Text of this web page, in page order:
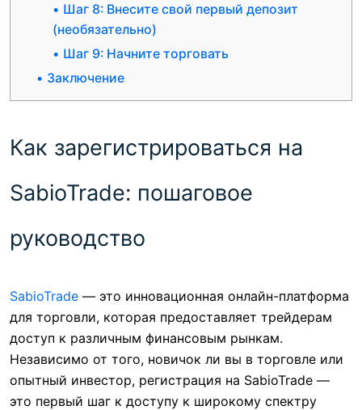
Шаг 8: Внесите свой первый депозит
(необязательно)
Шаг 9: Начните торговать
Заключение
Как зарегистрироваться на
SabioTrade: пошаговое
руководство
SabioTrade — это инновационная онлайн-платформа
для торговли, которая предоставляет трейдерам
доступ к различным финансовым рынкам.
Независимо от того, новичок ли вы в торговле или
опытный инвестор, регистрация на SabioTrade —
это первый шаг к доступу к широкому спектру